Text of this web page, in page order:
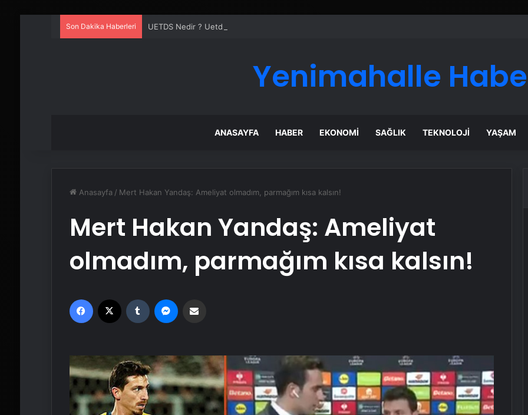
Son Dakika Haberleri UETDS Nedir ? Uetds.com İle Akıllı Dijital Taşımacılık Yazılımı
Yenimahalle
ANASAYFA HABER EKONOMI SAĞLIK TEKNOLOJI YAŞAM
Anasayfa / Mert Hakan Yandaş: Ameliyat olmadım, parmağım kısa kalsın!
Mert Hakan Yandaş: Ameliyat
olmadım, parmağım kısa kalsın!
Facebook Tumblr